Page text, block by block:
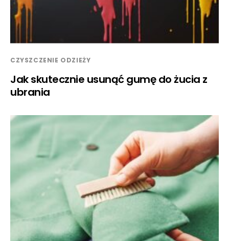
CZYSZCZENIE ODZIEŻY
Jak skutecznie usunąć gumę do żucia z
ubrania